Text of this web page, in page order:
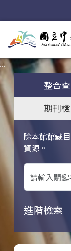
:::
整合
期刊
除本館館藏
資源。
關鍵字搜尋
進階檢索